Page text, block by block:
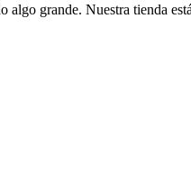
algo grande. Nuestra tienda